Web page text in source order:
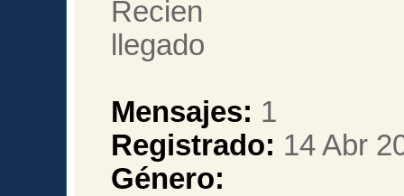
Mensajes: 1
Registrado: 14 Abr
Género: